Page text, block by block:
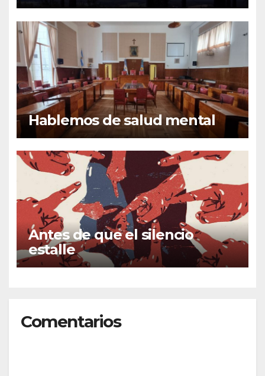
Hablemos de salud mental
Antes de que el silencio
estalle
Comentarios